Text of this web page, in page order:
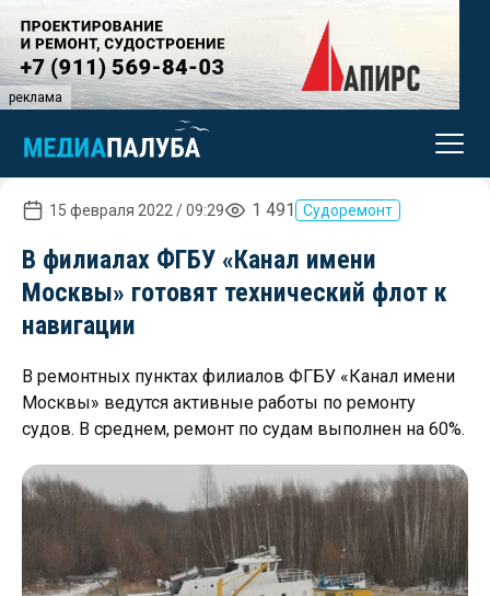
реклама
15 февраля 2022 / 09:29 1 491 Судоремонт
В филиалах ФГБУ «Канал имени
Москвы» готовят технический флот к
навигации
В ремонтных пунктах филиалов ФГБУ «Канал имени
Москвы» ведутся активные работы по ремонту
судов. В среднем, ремонт по судам выполнен на 60%.